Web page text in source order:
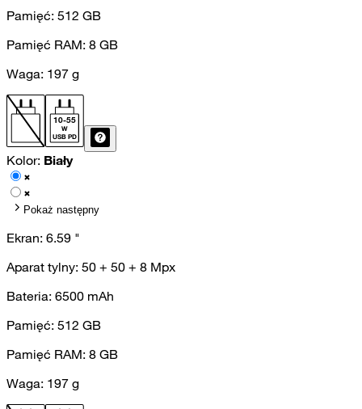
Pamięć: 512 GB
Pamięć RAM: 8 GB
Waga: 197 g
10-55
W
USB PD
Kolor: Biały
Pokaż następny
Ekran: 6.59 "
Aparat tylny: 50 + 50 + 8 Mpx
Bateria: 6500 mAh
Pamięć: 512 GB
Pamięć RAM: 8 GB
Waga: 197 g